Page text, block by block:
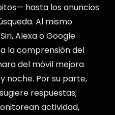
hasta los anuncios
Al mismo
Alexa o Google
la comprensión del
del móvil mejora
noche. Por su parte,
respuestas;
actividad,